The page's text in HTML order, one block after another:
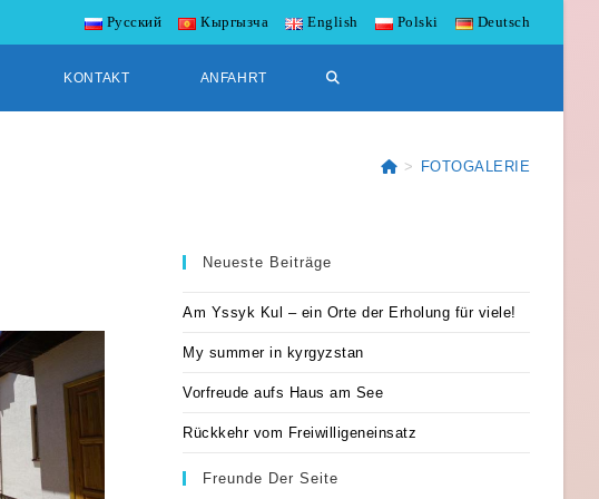
Русский Кыргызча English Polski Deutsch
KONTAKT ANFAHRT WEBSITE-
> FOTOGALERIE
Neueste Beiträge
Am Yssyk Kul – ein Orte der Erholung für viele!
My summer in kyrgyzstan
Vorfreude aufs Haus am See
Rückkehr vom Freiwilligeneinsatz
Freunde Der Seite